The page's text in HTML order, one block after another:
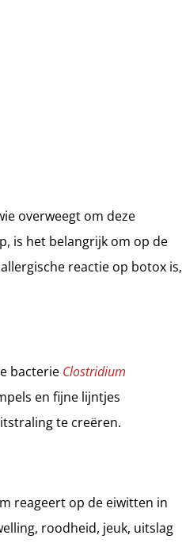
overweegt om deze
is het belangrijk om op de
reactie op botox is,
bacterie Clostridium
en fijne lijntjes
te creëren.
reageert op de eiwitten in
roodheid, jeuk, uitslag